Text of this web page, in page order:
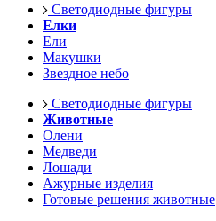
Светодиодные фигуры
Елки
Ели
Макушки
Звездное небо
Светодиодные фигуры
Животные
Олени
Медведи
Лошади
Ажурные изделия
Готовые решения животные